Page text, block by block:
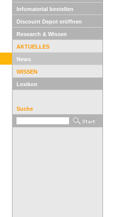
Infomaterial bestellen
Discount Depot eröffnen
Research & Wissen
AKTUELLES
News
WISSEN
Lexikon
Suche